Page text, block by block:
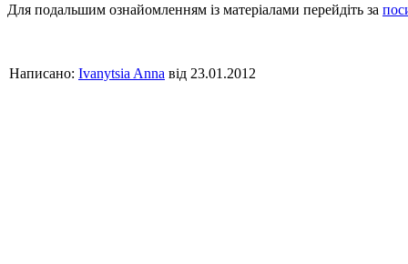
Для подальшим ознайомленням із матеріалами перейдіть за
Написано: Ivanytsia Anna від 23.01.2012